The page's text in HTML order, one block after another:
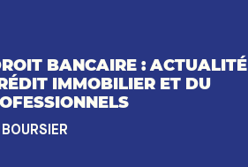
BANCAIRE : ACTUALITÉ
IMMOBILIER ET DU